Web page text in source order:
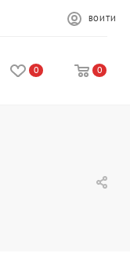
ВОЙТИ
0 0